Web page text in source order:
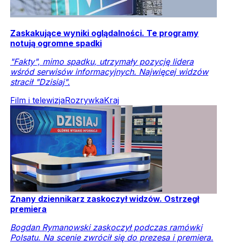
Zaskakujące wyniki oglądalności. Te programy
notują ogromne spadki
"Fakty", mimo spadku, utrzymały pozycję lidera
wśród serwisów informacyjnych. Najwięcej widzów
stracił "Dzisiaj".
Film i telewizjaRozrywkaKraj
Znany dziennikarz zaskoczył widzów. Ostrzegł
premiera
Bogdan Rymanowski zaskoczył podczas ramówki
Polsatu. Na scenie zwrócił się do prezesa i premiera.